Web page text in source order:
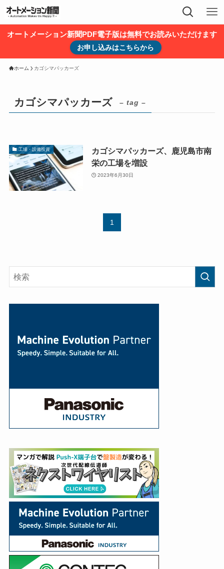
オートメーション新聞PDF電子版は無料でお読みいただけます
お申し込みはこちらから
ホーム カゴシマパッカーズ
カゴシマパッカーズ – tag –
工場・設備投資
カゴシマパッカーズ、鹿児島市南
栄の工場を増設
2023年6月30日
1